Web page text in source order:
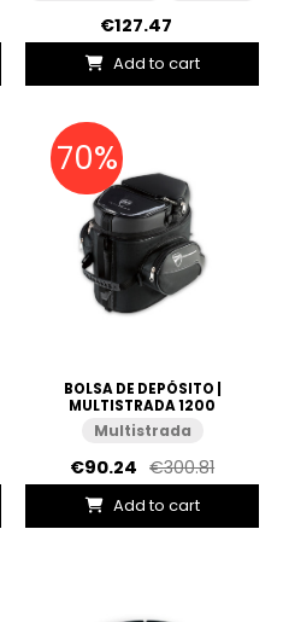
€127.47
Add to cart
BOLSA DE DEPÓSITO |
MULTISTRADA 1200
Multistrada
€90.24 €300.81
Add to cart
70%